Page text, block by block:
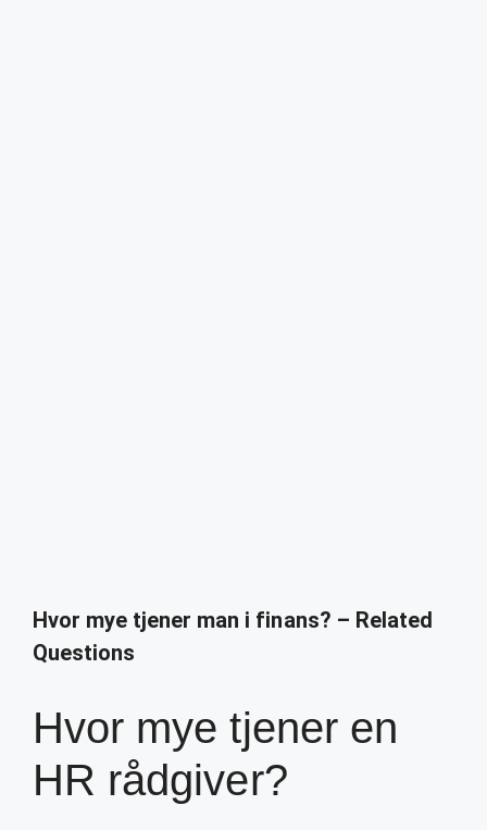
Hvor mye tjener man i finans? – Related
Questions
Hvor mye tjener en
HR rådgiver?